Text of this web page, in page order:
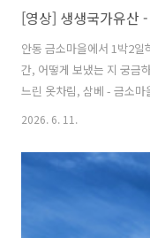
[영상] 생생국가유산
안동 금소마을에서 1박2일
간, 어떻게 보냈는 지 궁금
느린 옷차림, 삼베 - 금소
- 둘리(최정산) https://
2026. 6. 11.